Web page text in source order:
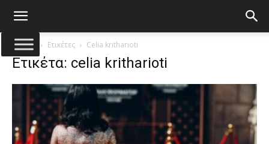
Αρχική Ετικέτες Celia kritharioti
Ετικέτα: celia kritharioti